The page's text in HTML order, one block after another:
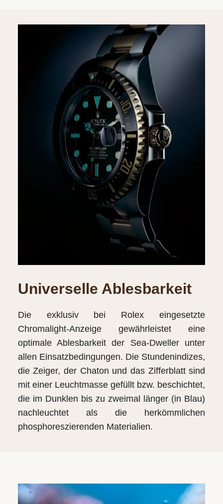
Universelle Ablesbarkeit
Die exklusiv bei Rolex eingesetzte
Chromalight-Anzeige gewährleistet eine
optimale Ablesbarkeit der Sea‑Dweller unter
allen Einsatzbedingungen. Die Stundenindizes,
die Zeiger, der Chaton und das Zifferblatt sind
mit einer Leuchtmasse gefüllt bzw. beschichtet,
die im Dunklen bis zu zweimal länger (in Blau)
nachleuchtet als die herkömmlichen
phosphoreszierenden Materialien.